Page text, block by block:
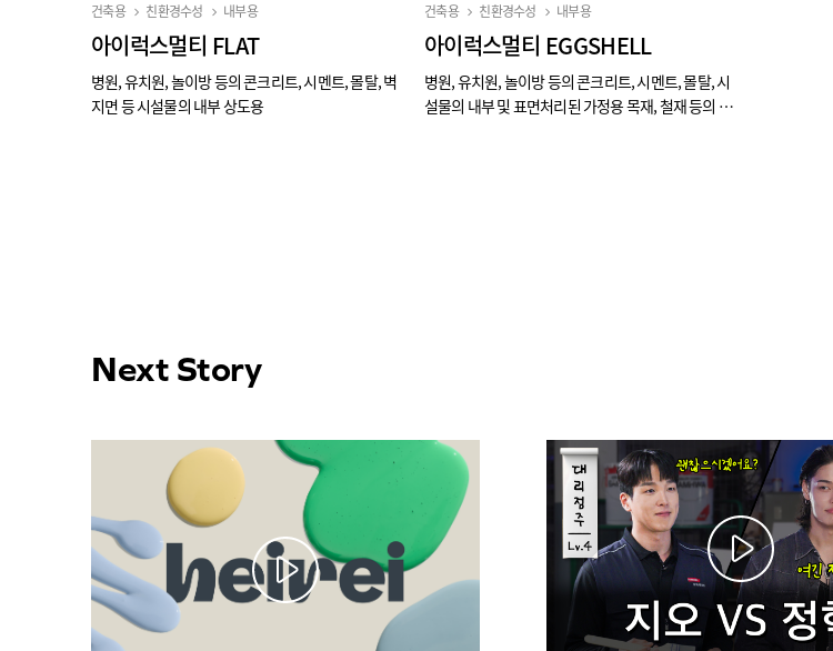
건축용 친환경수성 내부용
아이럭스멀티 FLAT
병원, 유치원, 놀이방 등의 콘크리트, 시멘트, 몰탈, 벽
지면 등 시설물의 내부 상도용
건축용 친환경수성 내부용
아이럭스멀티 EGGSHELL
병원, 유치원, 놀이방 등의 콘크리트, 시멘트, 몰탈, 시
설물의 내부 및 표면처리된 가정용 목재, 철재 등의 내
Next Story